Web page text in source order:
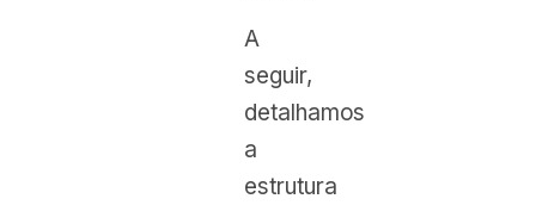
A
seguir,
detalhamos
a
estrutura